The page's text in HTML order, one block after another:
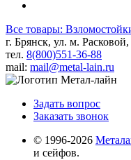
Все товары:
г. Брянск, ул. м.
тел. 8(800)551-36-88
mail: mail@metal-lain.ru
Задать вопрос
Заказать звонок
© 1996-2026
и сейфов.